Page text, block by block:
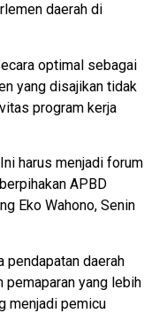
daerah di
optimal sebagai
yang disajikan tidak
program kerja
harus menjadi forum
APBD
Eko Wahono, Senin
pendapatan daerah
pemaparan yang lebih
menjadi pemicu